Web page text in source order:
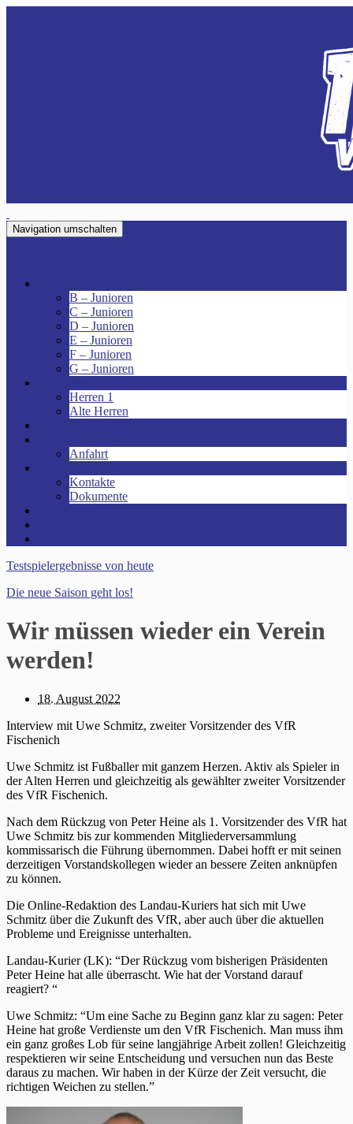
Navigation umschalten
B – Junioren
C – Junioren
D – Junioren
E – Junioren
F – Junioren
G – Junioren
Herren 1
Alte Herren
Anfahrt
Kontakte
Dokumente
Testspielergebnisse von heute
Die neue Saison geht los!
Wir müssen wieder ein Verein
werden!
18. August 2022
Interview mit Uwe Schmitz, zweiter Vorsitzender des VfR
Fischenich
Uwe Schmitz ist Fußballer mit ganzem Herzen. Aktiv als Spieler in
der Alten Herren und gleichzeitig als gewählter zweiter Vorsitzender
des VfR Fischenich.
Nach dem Rückzug von Peter Heine als 1. Vorsitzender des VfR hat
Uwe Schmitz bis zur kommenden Mitgliederversammlung
kommissarisch die Führung übernommen. Dabei hofft er mit seinen
derzeitigen Vorstandskollegen wieder an bessere Zeiten anknüpfen
zu können.
Die Online-Redaktion des Landau-Kuriers hat sich mit Uwe
Schmitz über die Zukunft des VfR, aber auch über die aktuellen
Probleme und Ereignisse unterhalten.
Landau-Kurier (LK): “Der Rückzug vom bisherigen Präsidenten
Peter Heine hat alle überrascht. Wie hat der Vorstand darauf
reagiert? “
Uwe Schmitz: “Um eine Sache zu Beginn ganz klar zu sagen: Peter
Heine hat große Verdienste um den VfR Fischenich. Man muss ihm
ein ganz großes Lob für seine langjährige Arbeit zollen! Gleichzeitig
respektieren wir seine Entscheidung und versuchen nun das Beste
daraus zu machen. Wir haben in der Kürze der Zeit versucht, die
richtigen Weichen zu stellen.”